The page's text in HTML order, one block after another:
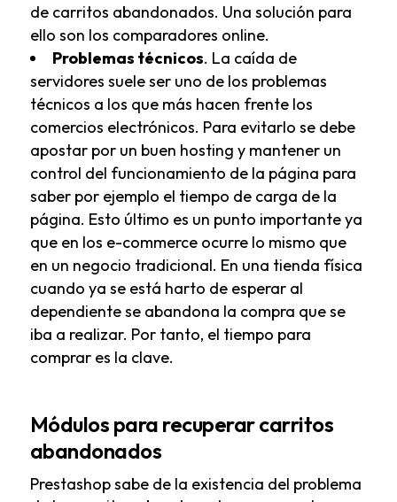
de carritos abandonados. Una solución para
ello son los comparadores online.
Problemas técnicos. La caída de
servidores suele ser uno de los problemas
técnicos a los que más hacen frente los
comercios electrónicos. Para evitarlo se debe
apostar por un buen hosting y mantener un
control del funcionamiento de la página para
saber por ejemplo el tiempo de carga de la
página. Esto último es un punto importante ya
que en los e-commerce ocurre lo mismo que
en un negocio tradicional. En una tienda física
cuando ya se está harto de esperar al
dependiente se abandona la compra que se
iba a realizar. Por tanto, el tiempo para
comprar es la clave.
Módulos para recuperar carritos
abandonados
Prestashopsabe de la existencia del problema